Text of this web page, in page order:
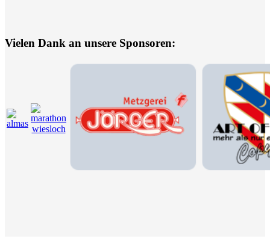
Vielen Dank an unsere Sponsoren: